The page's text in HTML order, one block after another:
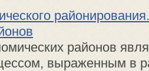
районов
выраженным в